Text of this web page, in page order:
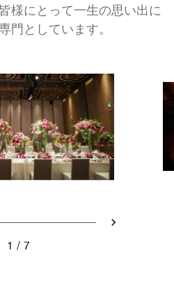
様にとって一生の思い出に
門としています。
1 - Ritz Carlton
イド 2 - Ritz Carlton
ライド 3 - Ritz
スライド 4 - Ritz
スライド 5 - Ritz
スライド 6 -
スライド 7
次へ
1
7